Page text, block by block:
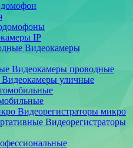
IP
Видеокамеры
Видеокамеры проводные
Видеокамеры уличные
Видеорегистраторы микро
Видеорегистраторы